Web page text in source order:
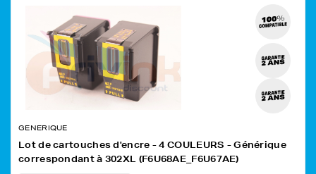
GENERIQUE
Lot de cartouches d'encre - 4 COULEURS - Générique
correspondant à 302XL (F6U68AE_F6U67AE)